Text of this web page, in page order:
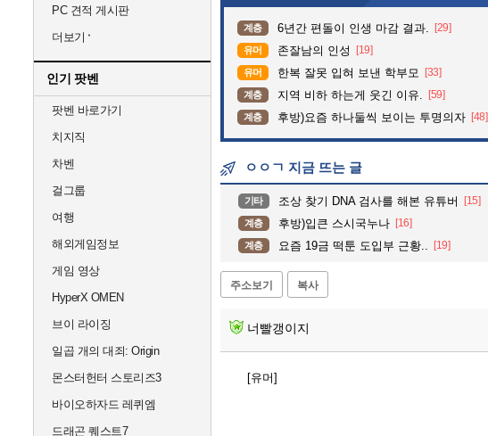
PC 견적 게시판
더보기
인기 팟벤
팟벤 바로가기
치지직
차벤
걸그룹
여행
해외게임정보
게임 영상
HyperX OMEN
브이 라이징
일곱 개의 대죄: Origin
몬스터헌터 스토리즈3
바이오하자드 레퀴엠
드래곤 퀘스트7
계층 6년간 편돌이 인생 마감 결과. [29]
유머 존잘남의 인성 [19]
유머 한복 잘못 입혀 보낸 학부모 [33]
계층 지역 비하 하는게 웃긴 이유. [59]
계층 후방)요즘 하나둘씩 보이는 투명의자 [48]
ㅇㅇㄱ 지금 뜨는 글
기타 조상 찾기 DNA 검사를 해본 유튜버 [15]
계층 후방)입큰 스시국누나 [16]
계층 요즘 19금 떡툰 도입부 근황.. [19]
주소보기 복사
너빨갱이지
[유머]